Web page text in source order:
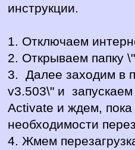
инструкции.
1. Отключаем
2. Открываем папку
3. Далее заходим в
v3.503\" и
Activate и ждем,
необходимости
4. Жмем